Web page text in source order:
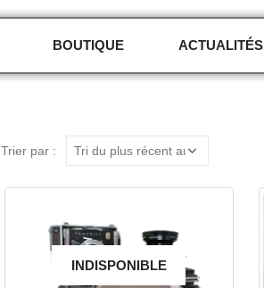
BOUTIQUE ACTUALITÉS
Trier par :
INDISPONIBLE